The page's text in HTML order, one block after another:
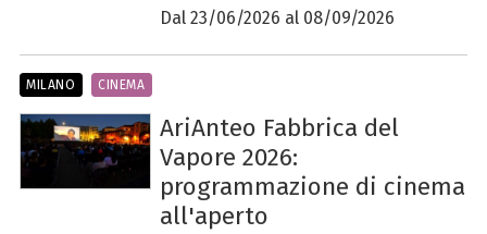
Dal 23/06/2026 al 08/09/2026
AriAnteo Fabbrica del
Vapore 2026:
programmazione di cinema
all'aperto
MILANO CINEMA